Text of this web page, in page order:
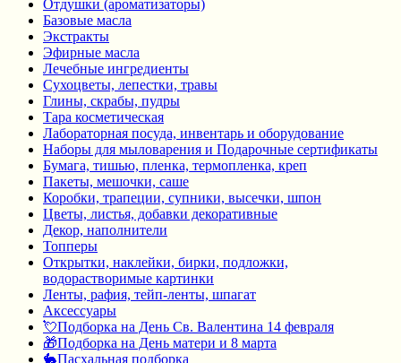
Отдушки (ароматизаторы)
Базовые масла
Экстракты
Эфирные масла
Лечебные ингредиенты
Сухоцветы, лепестки, травы
Глины, скрабы, пудры
Тара косметическая
Лабораторная посуда, инвентарь и оборудование
Наборы для мыловарения и Подарочные сертификаты
Бумага, тишью, пленка, термопленка, креп
Пакеты, мешочки, саше
Коробки, трапеции, супники, высечки, шпон
Цветы, листья, добавки декоративные
Декор, наполнители
Топперы
Открытки, наклейки, бирки, подложки,
водорастворимые картинки
Ленты, рафия, тейп-ленты, шпагат
Аксессуары
💘Подборка на День Св. Валентина 14 февраля
🎁Подборка на День матери и 8 марта
🐇Пасхальная подборка